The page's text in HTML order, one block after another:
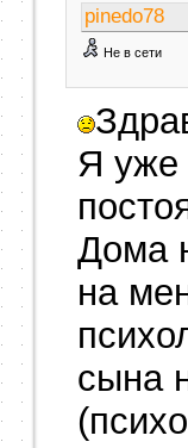
pinedo78
Не в сети
Я уже
Дома
на
сына